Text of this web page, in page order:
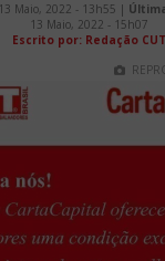
13 Maio, 2022 - 13h55 |
13 Maio, 2022 - 15h07
Escrito por: Redação CUT